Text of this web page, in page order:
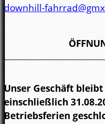
downhill-
Unser Geschäft
einschließlich
Betriebsferien